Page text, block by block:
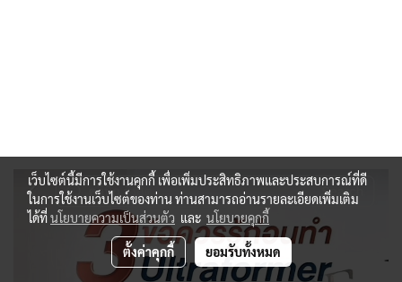
เว็บไซต์นี้มีการใช้งานคุกกี้ เพื่อเพิ่มประสิทธิภาพและประสบการณ์ที่ดี
ในการใช้งานเว็บไซต์ของท่าน ท่านสามารถอ่านรายละเอียดเพิ่มเติม
ได้ที่นโยบายความเป็นส่วนตัว และ นโยบายคุกกี้
ตั้งค่าคุกกี้ ยอมรับทั้งหมด